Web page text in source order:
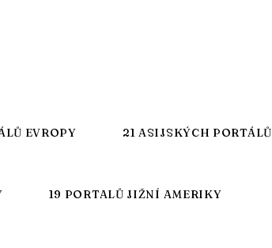
EVROPY 21 ASIJSKÝCH PORTÁLŮ
19 PORTALŮ JIŽNÍ AMERIKY